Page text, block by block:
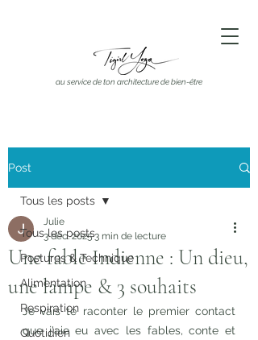
au service de ton architecture de bien-être
Post
Tous les posts
Postures & Technique
Alimentation
Respiration
Quotidien
Tous les posts
Une fable Indienne : Un dieu,
une lampe & 3 souhaits
Julie
3 déc. 20253 min de lecture
Je vais te raconter le premier contact
que j'aie eu avec les fables, conte et